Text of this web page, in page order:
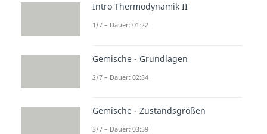
Intro Thermodynamik II
1/7 – Dauer: 01:22
Gemische - Grundlagen
2/7 – Dauer: 02:54
Gemische - Zustandsgrößen
3/7 – Dauer: 03:59